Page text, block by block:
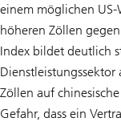
einem möglichen US-
höheren Zöllen
Index bildet deutlich
Zöllen auf
Gefahr, dass ein